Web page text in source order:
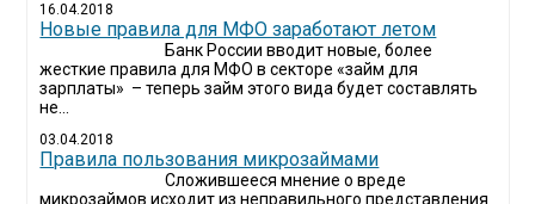
16.04.2018
Новые правила для МФО заработают летом
Банк России вводит новые, более
жесткие правила для МФО в секторе «займ для
зарплаты» – теперь займ этого вида будет составлять
не...
03.04.2018
​Правила пользования микрозаймами
Сложившееся мнение о вреде
микрозаймов исходит из неправильного представления